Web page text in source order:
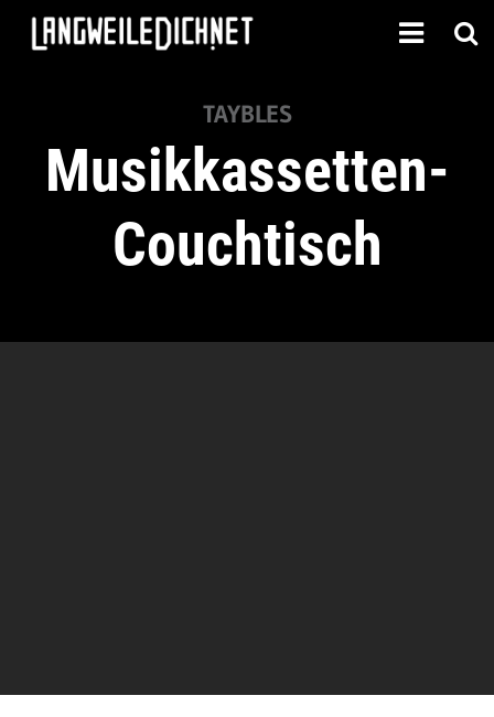
TAYBLES
Musikkassetten-
Couchtisch